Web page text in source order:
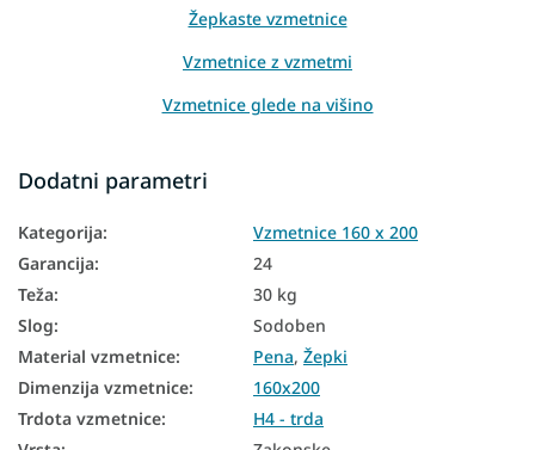
Žepkaste vzmetnice
Vzmetnice z vzmetmi
Vzmetnice glede na višino
Visoke vzmetnice
Vzmetnice Aloe Vera
Talne vzmetnice
Talne vzmetnice
Vzmetnice glede na trdoto
Dodatni parametri
Kategorija:
Vzmetnice 160 x 200
Garancija:
24
Teža:
30 kg
Slog:
Sodoben
Material vzmetnice: Pena, Žepki
Dimenzija vzmetnice:
160x200
Trdota vzmetnice:
H4 - trda